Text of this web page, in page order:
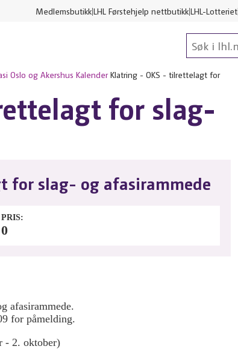
MedlemsbutikkLHL Førstehjelp nettbutikkLHL-Lotteriet
Oslo og Akershus Kalender Klatring - OKS - tilrettelagt for
for slag-
for slag- og afasirammede
PRIS
0
afasirammede.
for påmelding.
- 2. oktober)